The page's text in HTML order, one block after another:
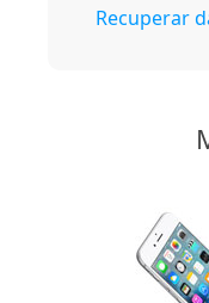
Recuperar